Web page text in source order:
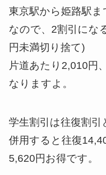
東京駅から姫路駅
なので、2割引にな
円未満切り捨て)
片道あたり2,010円
なりますよ。
学生割引は往復割
併用すると往復
5,620円お得です。